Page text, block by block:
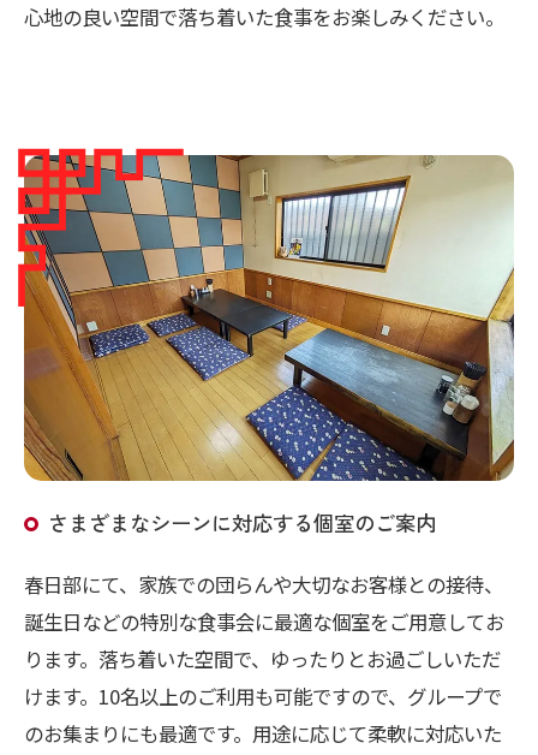
心地の良い空間で落ち着いた食事をお楽しみください。
さまざまなシーンに対応する個室のご案内
春日部にて、家族での団らんや大切なお客様との接待、
誕生日などの特別な食事会に最適な個室をご用意してお
ります。落ち着いた空間で、ゆったりとお過ごしいただ
けます。10名以上のご利用も可能ですので、グループで
のお集まりにも最適です。用途に応じて柔軟に対応いた